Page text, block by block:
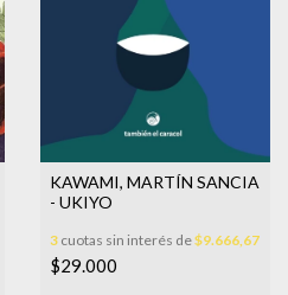
KAWAMI, MARTÍN SANCIA
- UKIYO
3 cuotas sin interés de$9.666,67
$29.000